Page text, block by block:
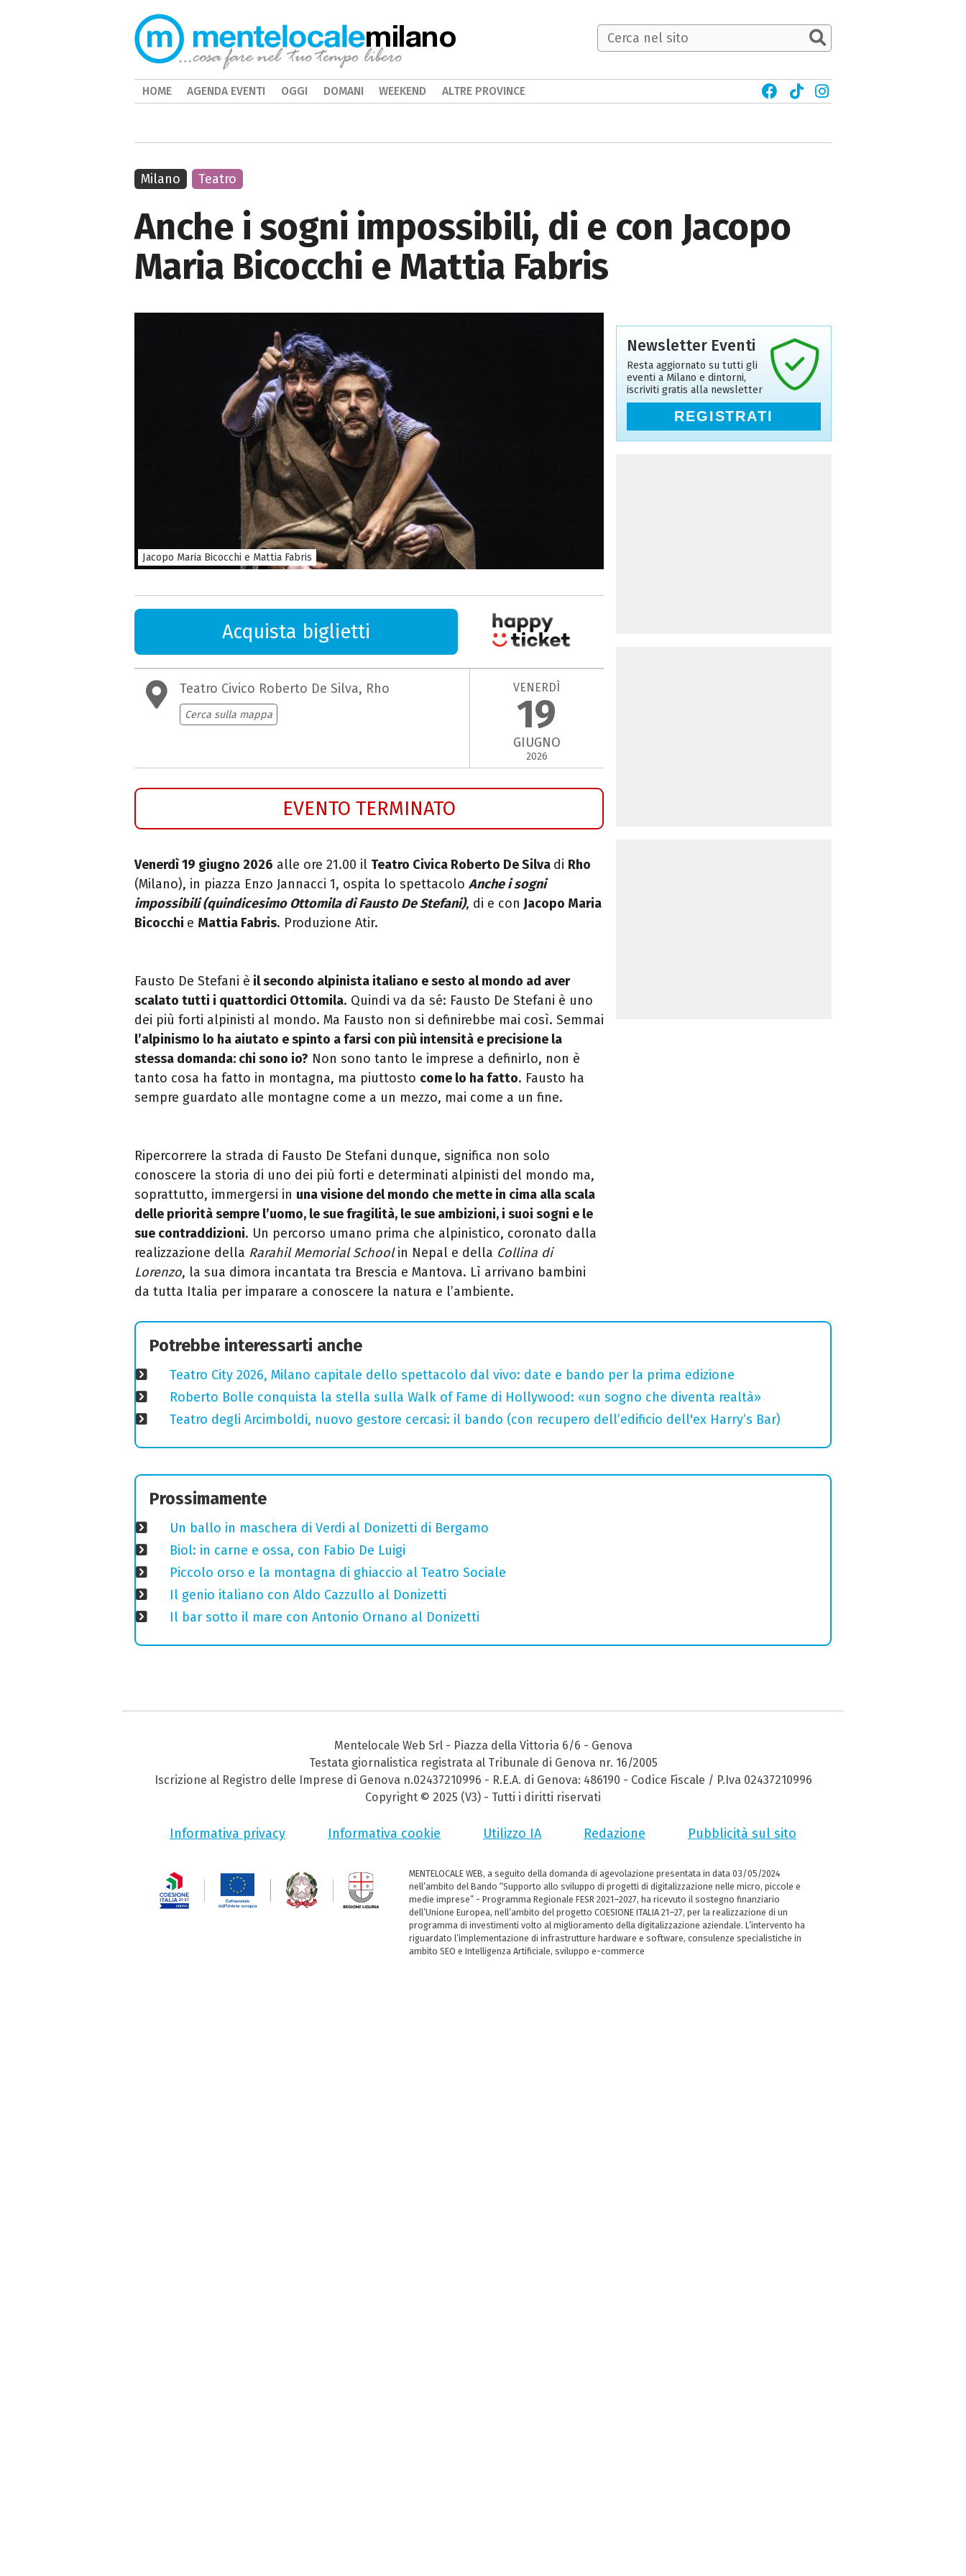
Anche i sogni impossibili, di e con Jacopo
Maria Bicocchi e Mattia Fabris
Jacopo Maria Bicocchi e Mattia Fabris
Acquista biglietti
Teatro Civico Roberto De Silva, Rho
Cerca sulla mappa
VENERDÌ
19
GIUGNO
2026
EVENTO TERMINATO
Venerdì 19 giugno 2026 alle ore 21.00 il Teatro Civica Roberto De Silva di Rho
(Milano), in piazza Enzo Jannacci 1, ospita lo spettacolo Anche i sogni
impossibili (quindicesimo Ottomila di Fausto De Stefani), di e con Jacopo Maria
Bicocchi e Mattia Fabris. Produzione Atir.
Fausto De Stefani è il secondo alpinista italiano e sesto al mondo ad aver
scalato tutti i quattordici Ottomila. Quindi va da sé: Fausto De Stefani è uno
dei più forti alpinisti al mondo. Ma Fausto non si definirebbe mai così. Semmai
l’alpinismo lo ha aiutato e spinto a farsi con più intensità e precisione la
stessa domanda: chi sono io? Non sono tanto le imprese a definirlo, non è
tanto cosa ha fatto in montagna, ma piuttosto come lo ha fatto. Fausto ha
sempre guardato alle montagne come a un mezzo, mai come a un fine.
Ripercorrere la strada di Fausto De Stefani dunque, significa non solo
conoscere la storia di uno dei più forti e determinati alpinisti del mondo ma,
soprattutto, immergersi in una visione del mondo che mette in cima alla scala
delle priorità sempre l’uomo, le sue fragilità, le sue ambizioni, i suoi sogni e le
sue contraddizioni. Un percorso umano prima che alpinistico, coronato dalla
realizzazione della Rarahil Memorial Schoolin Nepal e della Collina di
Lorenzo, la sua dimora incantata tra Brescia e Mantova. Lì arrivano bambini
da tutta Italia per imparare a conoscere la natura e l’ambiente.
Milano Teatro
Newsletter Eventi
Resta aggiornato su tutti gli
eventi a Milano e dintorni,
iscriviti gratis alla newsletter
REGISTRATI
Potrebbe interessarti anche
Teatro City 2026, Milano capitale dello spettacolo dal vivo: date e bando per la prima edizione
Roberto Bolle conquista la stella sulla Walk of Fame di Hollywood: «un sogno che diventa realtà»
Teatro degli Arcimboldi, nuovo gestore cercasi: il bando (con recupero dell’edificio dell'ex Harry’s Bar)
Prossimamente
Un ballo in maschera di Verdi al Donizetti di Bergamo
Biol: in carne e ossa, con Fabio De Luigi
Piccolo orso e la montagna di ghiaccio al Teatro Sociale
Il genio italiano con Aldo Cazzullo al Donizetti
Il bar sotto il mare con Antonio Ornano al Donizetti
milano
HOME AGENDA EVENTI OGGI DOMANI WEEKEND ALTRE PROVINCE
Mentelocale Web Srl - Piazza della Vittoria 6/6 - Genova
Testata giornalistica registrata al Tribunale di Genova nr. 16/2005
Iscrizione al Registro delle Imprese di Genova n.02437210996 - R.E.A. di Genova: 486190 - Codice Fiscale / P.Iva 02437210996
Copyright © 2025 (V3) - Tutti i diritti riservati
Informativa privacy Informativa cookie Utilizzo IA Redazione Pubblicità sul sito
MENTELOCALE WEB, a seguito della domanda di agevolazione presentata in data 03/05/2024
nell’ambito del Bando “Supporto allo sviluppo di progetti di digitalizzazione nelle micro, piccole e
medie imprese” - Programma Regionale FESR 2021–2027, ha ricevuto il sostegno finanziario
dell’Unione Europea, nell’ambito del progetto COESIONE ITALIA 21–27, per la realizzazione di un
programma di investimenti volto al miglioramento della digitalizzazione aziendale. L’intervento ha
riguardato l’implementazione di infrastrutture hardware e software, consulenze specialistiche in
ambito SEO e Intelligenza Artificiale, sviluppo e-commerce